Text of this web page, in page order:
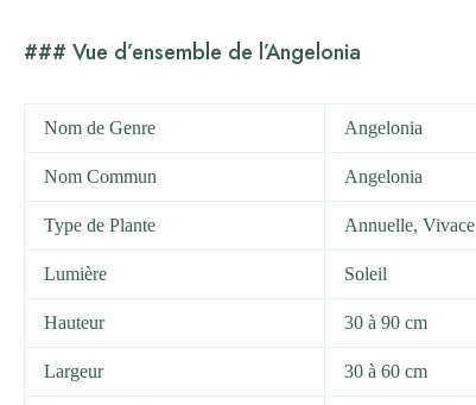
### Vue d’ensemble de l’Angelonia
Nom de Genre Angelonia
Nom Commun Angelonia
Type de Plante Annuelle, Vivace
Lumière Soleil
Hauteur 30 à 90 cm
Largeur 30 à 60 cm